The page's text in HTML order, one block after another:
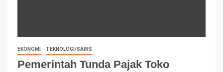
EKONOMI TEKNOLOGI/SAINS
Pemerintah Tunda Pajak Toko